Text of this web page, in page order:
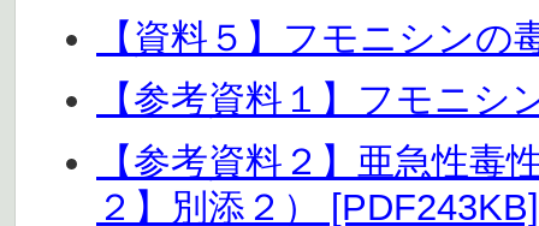
【資料５】フモニシンの
【参考資料１】フモニ
【参考資料２】亜急性毒
２】別添２） [PDF243KB]